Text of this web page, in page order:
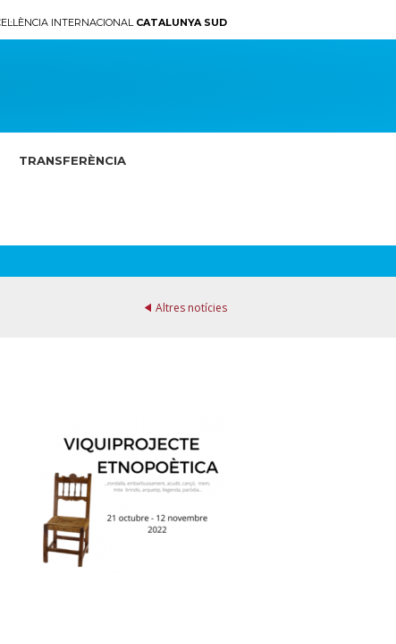
INTERNACIONAL CATALUNYA SUD
TRANSFERÈNCIA
Altres notícies